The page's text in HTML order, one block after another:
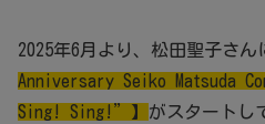
2025年6月より、松田聖子さん
Anniversary Seiko Matsuda
Sing! Sing!”】 がスタートし